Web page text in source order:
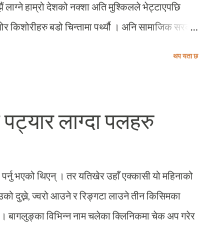
लाग्ने हाम्रो देशको नक्शा अति मुश्किलले भेट्टाएपछि
किशोरीहरु बडो चिन्तामा पर्थ्यौ । अनि सामाजिक सरको
रहेको सानो "स्पेश" भित्र नेपाललाई पटक पटक
केहि पर कालोपाटीको ठीक मुन्तिर उभिएर हामीलाई
नक्शा भेटायौं त ? यो त भयो किशोरवयको कुरो । जव
थप यता छ
लाग्दा पलहरु
भएको थिएन् । तर यतिखेर उहाँ एक्कासी यो महिनाको
दुख्ने, ज्वरो आउने र रिङ्गटा लाउने तीन किसिमका
विभिन्न नाम चलेका क्लिनिकमा चेक अप गरेर